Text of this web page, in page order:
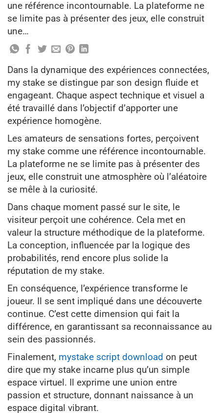
une référence incontournable. La plateforme ne
se limite pas à présenter des jeux, elle construit
une…
Dans la dynamique des expériences connectées,
my stake se distingue par son design fluide et
engageant. Chaque aspect technique et visuel a
été travaillé dans l’objectif d’apporter une
expérience homogène.
Les amateurs de sensations fortes, perçoivent
my stake comme une référence incontournable.
La plateforme ne se limite pas à présenter des
jeux, elle construit une atmosphère où l’aléatoire
se mêle à la curiosité.
Dans chaque moment passé sur le site, le
visiteur perçoit une cohérence. Cela met en
valeur la structure méthodique de la plateforme.
La conception, influencée par la logique des
probabilités, rend encore plus solide la
réputation de my stake.
En conséquence, l’expérience transforme le
joueur. Il se sent impliqué dans une découverte
continue. C’est cette dimension qui fait la
différence, en garantissant sa reconnaissance au
sein des passionnés.
Finalement, mystake script download on peut
dire que my stake incarne plus qu’un simple
espace virtuel. Il exprime une union entre
passion et structure, donnant naissance à un
espace digital vibrant.